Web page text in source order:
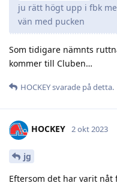
ju rätt högt upp i fbk
vän med pucken
Som tidigare nämnts
kommer till Cluben…
HOCKEYsvarade på detta.
HOCKEY 2 okt 2023
jg
Eftersom det har varit nåt